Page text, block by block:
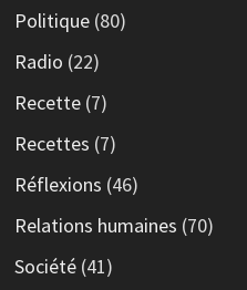
Politique(80)
Radio (22)
Recette(7)
Recettes (7)
Réflexions (46)
Relations humaines (70)
Société(41)